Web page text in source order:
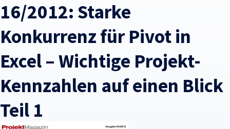
16/2012: Starke
Konkurrenz für Pivot in
Excel – Wichtige Projekt-
Kennzahlen auf einen Blick
Teil 1